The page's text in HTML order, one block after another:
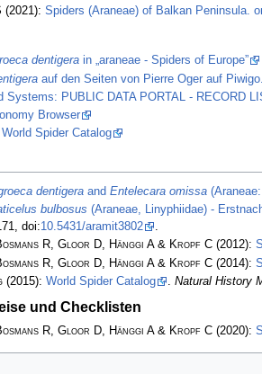
(2021): Spiders (Araneae) of Balkan Peninsula.
dentigerain „araneae - Spiders of Europe”
auf den Seiten von Pierre Oger auf
Systems: PUBLIC DATA PORTAL - RECORD
Browser
Spider Catalog
dentigeraand Entelecara omissa(Araneae:
bulbosus (Araneae, Linyphiidae) -
doi:10.5431/aramit3802
.
R, Gloor D, Hänggi A & Kropf C(2012):
R, Gloor D, Hänggi A & Kropf C(2014):
(2015): World Spider Catalog Natural History
und Checklisten
R, Gloor D, Hänggi A & Kropf C(2020):